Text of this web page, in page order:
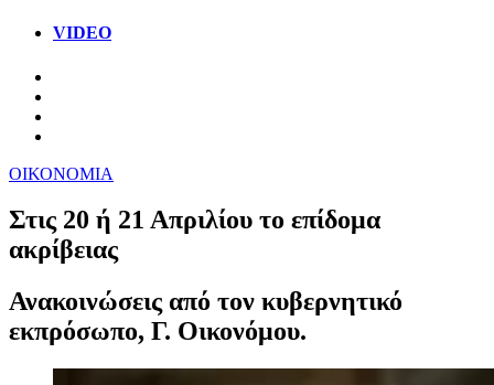
VIDEO
ΟΙΚΟΝΟΜΙΑ
Στις 20 ή 21 Απριλίου το επίδομα
ακρίβειας
Ανακοινώσεις από τον κυβερνητικό
εκπρόσωπο, Γ. Οικονόμου.